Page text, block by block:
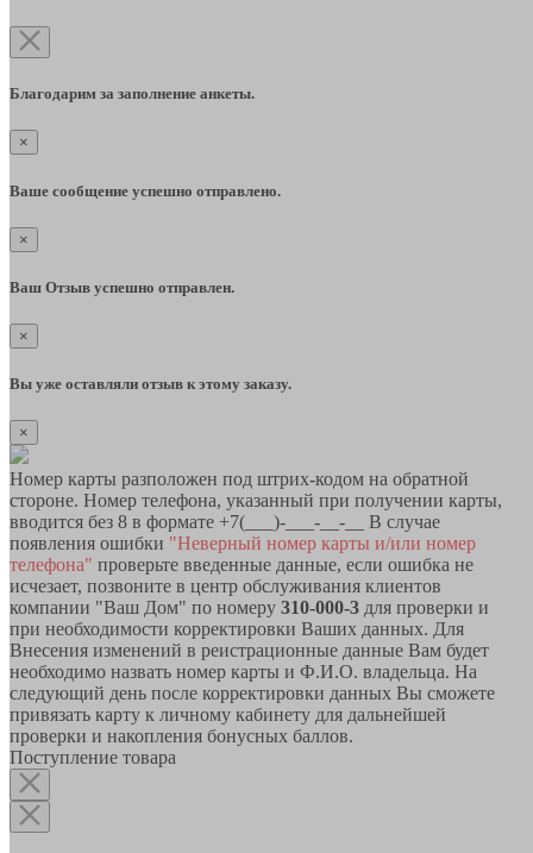
Благодарим за заполнение анкеты.
×
Ваше сообщение успешно отправлено.
×
Ваш Отзыв успешно отправлен.
×
Вы уже оставляли отзыв к этому заказу.
×
Номер карты разположен под штрих-кодом на обратной
стороне. Номер телефона, указанный при получении карты,
вводится без 8 в формате +7(___)-___-__-__ В случае
появления ошибки "Неверный номер карты и/или номер
телефона" проверьте введенные данные, если ошибка не
исчезает, позвоните в центр обслуживания клиентов
компании "Ваш Дом" по номеру 310-000-3 для проверки и
при необходимости корректировки Ваших данных. Для
Внесения изменений в реистрационные данные Вам будет
необходимо назвать номер карты и Ф.И.О. владельца. На
следующий день после корректировки данных Вы сможете
привязать карту к личному кабинету для дальнейшей
проверки и накопления бонусных баллов.
Поступление товара